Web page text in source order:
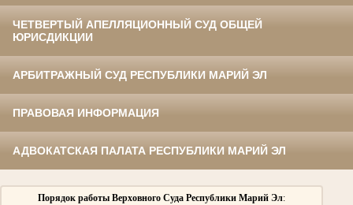
ЧЕТВЕРТЫЙ АПЕЛЛЯЦИОННЫЙ СУД ОБЩЕЙ
ЮРИСДИКЦИИ
АРБИТРАЖНЫЙ СУД РЕСПУБЛИКИ МАРИЙ ЭЛ
ПРАВОВАЯ ИНФОРМАЦИЯ
АДВОКАТСКАЯ ПАЛАТА РЕСПУБЛИКИ МАРИЙ ЭЛ
Порядок работы Верховного Суда Республики Марий Эл: